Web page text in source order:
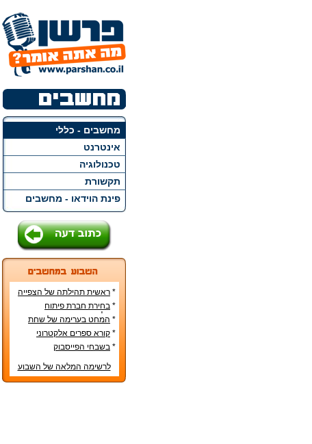
מחשבים - כללי
אינטרנט
טכנולוגיה
תקשורת
פינת הוידאו - מחשבים
* ראשית תהילתה של הצפייה
הישירה ברשת האינטרנט
* בחירת חברת פיתוח
אפליקציות – טיפים שימושיים
* המחט בערימה של שחת
* קורא ספרים אלקטרוני
* בשבחי הפייסבוק
לרשימה המלאה של השבוע